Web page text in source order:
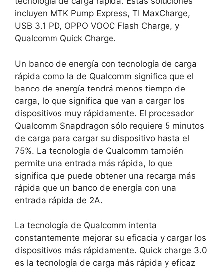
incluyen MTK Pump Express, TI MaxCharge,
USB 3.1 PD, OPPO VOOC Flash Charge, y
Qualcomm Quick Charge.
Un banco de energía con tecnología de carga
rápida como la de Qualcomm significa que el
banco de energía tendrá menos tiempo de
carga, lo que significa que van a cargar los
dispositivos muy rápidamente. El procesador
Qualcomm Snapdragon sólo requiere 5 minutos
de carga para cargar su dispositivo hasta el
75%. La tecnología de Qualcomm también
permite una entrada más rápida, lo que
significa que puede obtener una recarga más
rápida que un banco de energía con una
entrada rápida de 2A.
La tecnología de Qualcomm intenta
constantemente mejorar su eficacia y cargar los
dispositivos más rápidamente. Quick charge 3.0
es la tecnología de carga más rápida y eficaz